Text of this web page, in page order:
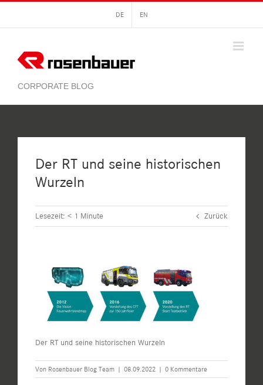
springen
DE EN
Der RT und seine historischen
Wurzeln
Lesezeit: < 1 Minute Zurück
Der RT und seine historischen Wurzeln
Von Rosenbauer Blog Team | 08.09.2022 | 0 Kommentare